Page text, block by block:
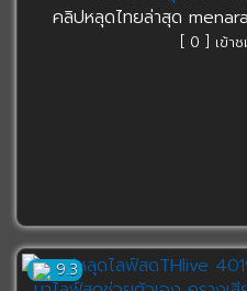
คลิปหลุดไทยล่าสุด
[ 0 ] เข้า
9.3